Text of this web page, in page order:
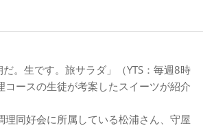
。生です。旅サラダ」（YTS：毎週8時
コースの生徒が考案したスイーツが紹介
理同好会に所属している松浦さん、守屋